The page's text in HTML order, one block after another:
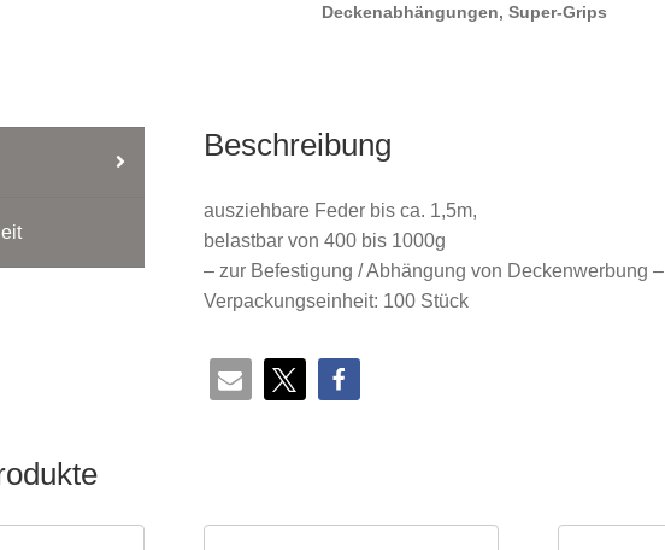
1,5m,
Menge
Deckenabhängungen, Super-Grips
Beschreibung
ausziehbare Feder bis ca. 1,5m,
belastbar von 400 bis 1000g
– zur Befestigung / Abhängung von Deckenwerbung –
Verpackungseinheit: 100 Stück